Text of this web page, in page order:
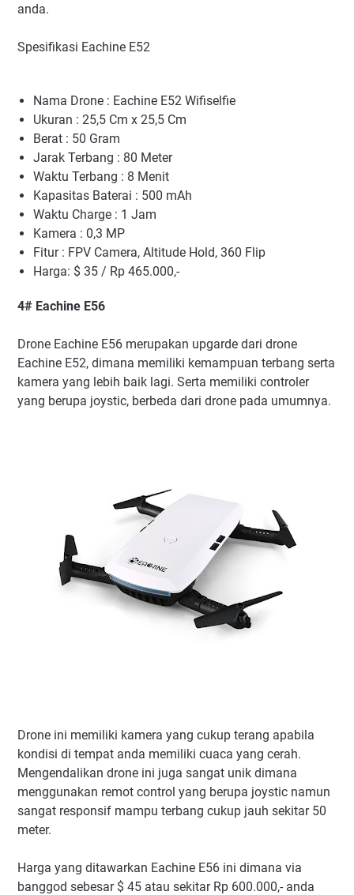
anda.
Spesifikasi Eachine E52
Nama Drone : Eachine E52 Wifiselfie
Ukuran : 25,5 Cm x 25,5 Cm
Berat : 50 Gram
Jarak Terbang : 80 Meter
Waktu Terbang : 8 Menit
Kapasitas Baterai : 500 mAh
Waktu Charge : 1 Jam
Kamera : 0,3 MP
Fitur : FPV Camera, Altitude Hold, 360 Flip
Harga: $ 35 / Rp 465.000,-
4# Eachine E56
Drone Eachine E56 merupakan upgarde dari drone
Eachine E52, dimana memiliki kemampuan terbang serta
kamera yang lebih baik lagi. Serta memiliki controler
yang berupa joystic, berbeda dari drone pada umumnya.
Drone ini memiliki kamera yang cukup terang apabila
kondisi di tempat anda memiliki cuaca yang cerah.
Mengendalikan drone ini juga sangat unik dimana
menggunakan remot control yang berupa joystic namun
sangat responsif mampu terbang cukup jauh sekitar 50
meter.
Harga yang ditawarkan Eachine E56 ini dimana via
banggod sebesar $ 45 atau sekitar Rp 600.000,- anda